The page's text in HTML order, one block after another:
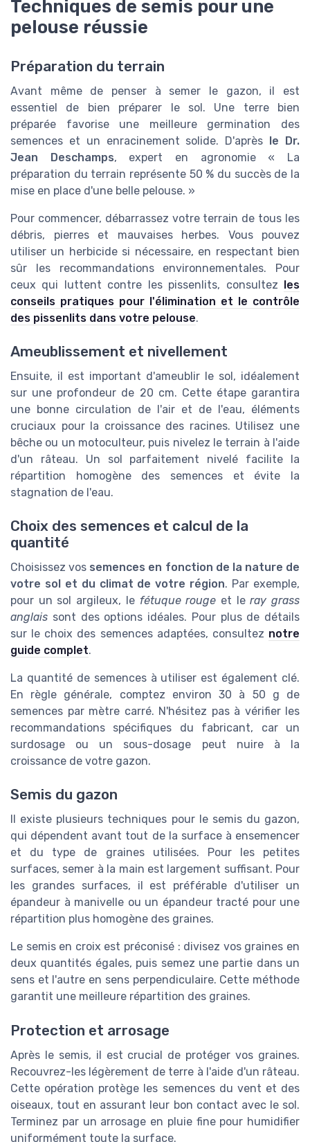
Techniques de semis pour une
pelouse réussie
Préparation du terrain
Avant même de penser à semer le gazon, il est
essentiel de bien préparer le sol. Une terre bien
préparée favorise une meilleure germination des
semences et un enracinement solide. D'après le Dr.
Jean Deschamps, expert en agronomie « La
préparation du terrain représente 50 % du succès de la
mise en place d'une belle pelouse. »
Pour commencer, débarrassez votre terrain de tous les
débris, pierres et mauvaises herbes. Vous pouvez
utiliser un herbicide si nécessaire, en respectant bien
sûr les recommandations environnementales. Pour
ceux qui luttent contre les pissenlits, consultez les
conseils pratiques pour l'élimination et le contrôle
des pissenlits dans votre pelouse.
Ameublissement et nivellement
Ensuite, il est important d'ameublir le sol, idéalement
sur une profondeur de 20 cm. Cette étape garantira
une bonne circulation de l'air et de l'eau, éléments
cruciaux pour la croissance des racines. Utilisez une
bêche ou un motoculteur, puis nivelez le terrain à l'aide
d'un râteau. Un sol parfaitement nivelé facilite la
répartition homogène des semences et évite la
stagnation de l'eau.
Choix des semences et calcul de la
quantité
Choisissez vos semences en fonction de la nature de
votre sol et du climat de votre région. Par exemple,
pour un sol argileux, le fétuque rouge et leray grass
anglais sont des options idéales. Pour plus de détails
sur le choix des semences adaptées, consultez notre
guide complet.
La quantité de semences à utiliser est également clé.
En règle générale, comptez environ 30 à 50 g de
semences par mètre carré. N'hésitez pas à vérifier les
recommandations spécifiques du fabricant, car un
surdosage ou un sous-dosage peut nuire à la
croissance de votre gazon.
Semis du gazon
Il existe plusieurs techniques pour le semis du gazon,
qui dépendent avant tout de la surface à ensemencer
et du type de graines utilisées. Pour les petites
surfaces, semer à la main est largement suffisant. Pour
les grandes surfaces, il est préférable d'utiliser un
épandeur à manivelle ou un épandeur tracté pour une
répartition plus homogène des graines.
Le semis en croix est préconisé : divisez vos graines en
deux quantités égales, puis semez une partie dans un
sens et l'autre en sens perpendiculaire. Cette méthode
garantit une meilleure répartition des graines.
Protection et arrosage
Après le semis, il est crucial de protéger vos graines.
Recouvrez-les légèrement de terre à l'aide d'un râteau.
Cette opération protège les semences du vent et des
oiseaux, tout en assurant leur bon contact avec le sol.
Terminez par un arrosage en pluie fine pour humidifier
uniformément toute la surface.